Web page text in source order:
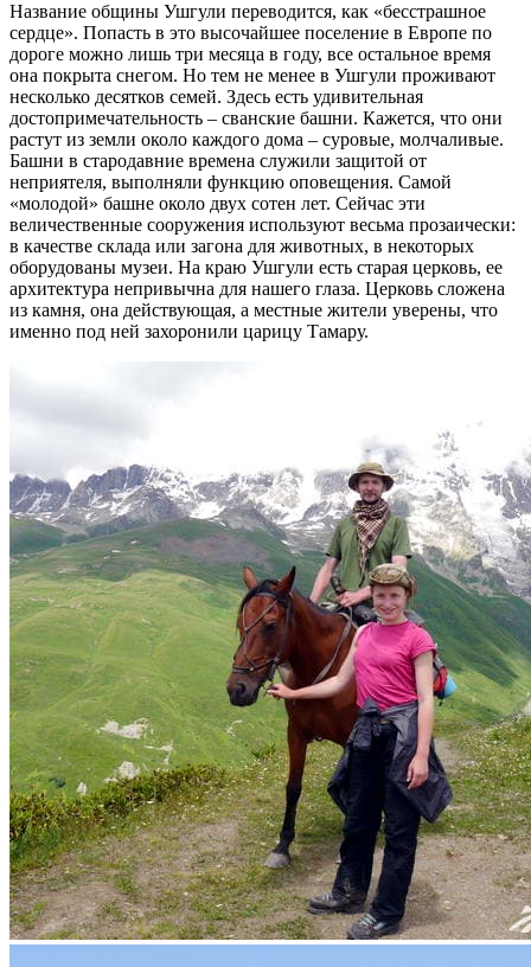
Название общины Ушгули переводится, как «бесстрашное
сердце». Попасть в это высочайшее поселение в Европе по
дороге можно лишь три месяца в году, все остальное время
она покрыта снегом. Но тем не менее в Ушгули проживают
несколько десятков семей. Здесь есть удивительная
достопримечательность – сванские башни. Кажется, что они
растут из земли около каждого дома – суровые, молчаливые.
Башни в стародавние времена служили защитой от
неприятеля, выполняли функцию оповещения. Самой
«молодой» башне около двух сотен лет. Сейчас эти
величественные сооружения используют весьма прозаически:
в качестве склада или загона для животных, в некоторых
оборудованы музеи. На краю Ушгули есть старая церковь, ее
архитектура непривычна для нашего глаза. Церковь сложена
из камня, она действующая, а местные жители уверены, что
именно под ней захоронили царицу Тамару.